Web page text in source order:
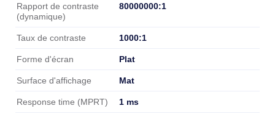
Rapport de contraste
(dynamique)
80000000:1
Taux de contraste 1000:1
Forme d'écran Plat
Surface d'affichage Mat
Response time (MPRT) 1 ms